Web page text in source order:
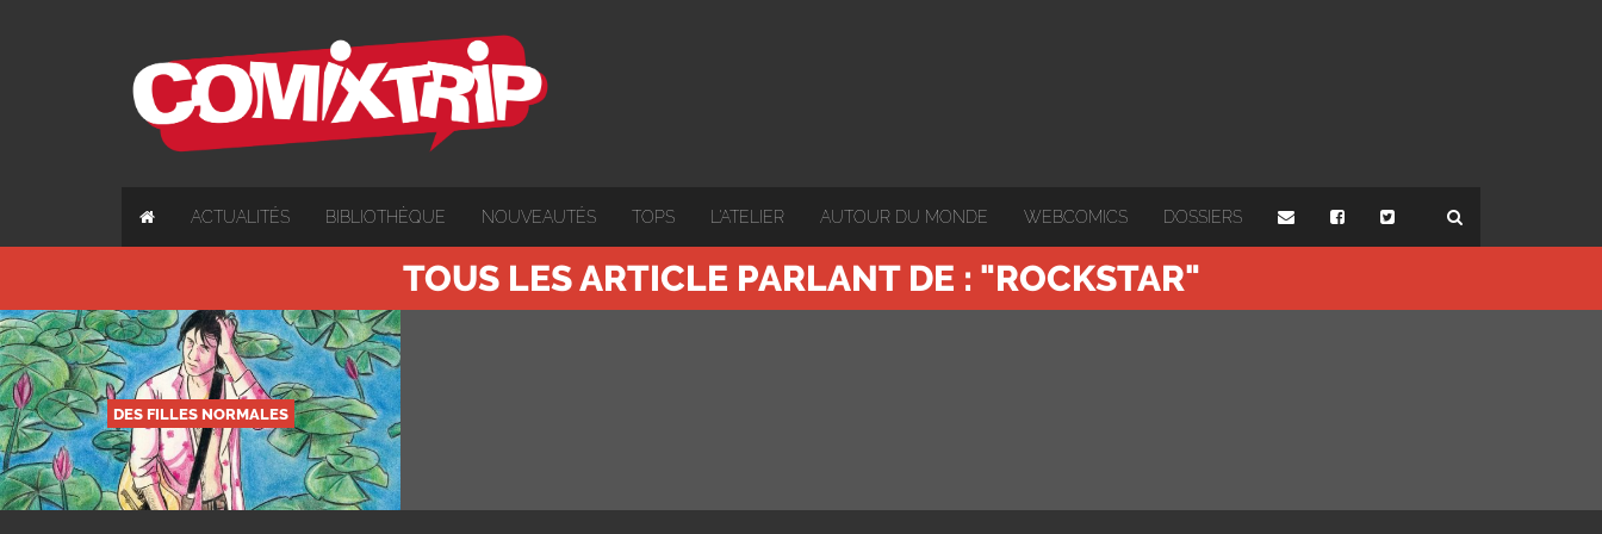
ACTUALITÉS BIBLIOTHÈQUE NOUVEAUTÉS TOPS L'ATELIER AUTOUR DU MONDE WEBCOMICS DOSSIERS
TOUS LES ARTICLE PARLANT DE : "ROCKSTAR"
DES FILLES NORMALES